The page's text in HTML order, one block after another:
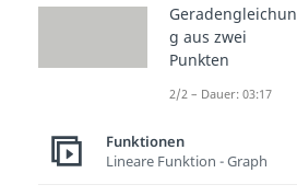
Geradengleichun
g aus zwei
Punkten
2/2 – Dauer: 03:17
Funktionen
Lineare Funktion - Graph